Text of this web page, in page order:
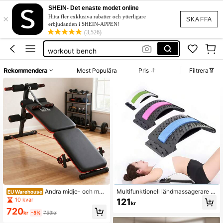
SKAFFA
×
SHEIN- Det enaste modet online
Hitta fler exklusiva rabatter och ytterligare
erbjudanden i SHEIN-APPEN!
(3,526)
banco de gimnasio multifuncional
ab trainer
träningsredskap
workout bench
ab trainer
Rekommendera Mest Populära Pris Filtrera
EU Warehouse Andra midje- och mag
brädor, fitnessbänkar
10 kvar
720kr -5% 759kr
Multifunktionell ländmassagerare o
ch stretchmaskin, platsbesparande
med hög belastningskapacitet, för
ch entusiaster, perfekt för hem och
121kr